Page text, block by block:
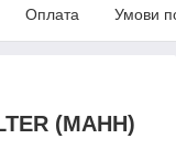
Оплата Умови
(МАНН)